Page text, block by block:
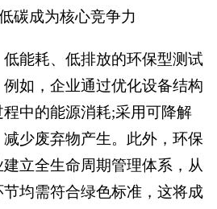
碳成为核心竞争力
能耗、低排放的环保型测试
如，企业通过优化设备结构
中的能源消耗;采用可降解
少废弃物产生。此外，环保
立全生命周期管理体系，从
均需符合绿色标准，这将成